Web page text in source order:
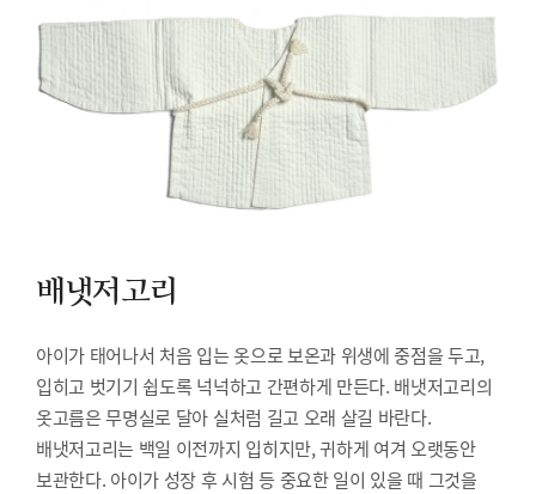
배냇저고리
아이가 태어나서 처음 입는 옷으로 보온과 위생에 중점을 두고,
입히고 벗기기 쉽도록 넉넉하고 간편하게 만든다. 배냇저고리의
옷고름은 무명실로 달아 실처럼 길고 오래 살길 바란다.
배냇저고리는 백일 이전까지 입히지만, 귀하게 여겨 오랫동안
보관한다. 아이가 성장 후 시험 등 중요한 일이 있을 때 그것을